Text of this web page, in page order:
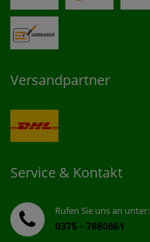
Versandpartner
Service & Kontakt
Rufen Sie uns an unter:
0375 - 7880861